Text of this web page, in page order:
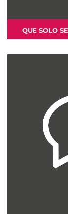
QUE SOLO